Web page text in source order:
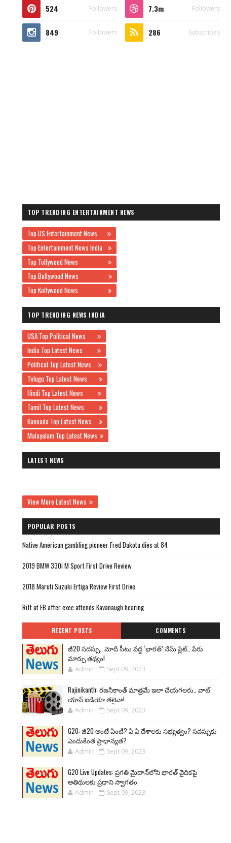
524 Followers 7.3m Followers
849 Followers 286 Subscribes
TOP TRENDING ENTERTAINMENT NEWS
Top US Entertainment News
Top Entertainment News India
Top Tollywood News
Top Bollywood News
Top Kollywood News
TOP TRENDING NEWS INDIA
USA Top Political News
India Top Latest News
Political Top Latest News
Telugu Top Latest News
Hindi Top Latest News
Tamil Top Latest News
Kannada Top Latest News
Malayalam Top Latest News
LATEST NEWS
View More Latest News
POPULAR POSTS
Native American gambling pioneer Fred Dakota dies at 84
2019 BMW 330i M Sport First Drive Review
2018 Maruti Suzuki Ertiga Review First Drive
Rift at FB after exec attends Kavanaugh hearing
RECENT POSTS COMMENTS
జీ20 సదస్సు.. మోదీ సీటు వద్ద ‘భారత్’ నేమ్ ప్లేట్‌.. పేరు
మార్పు తథ్యం!
Admin Sept 09, 2023
Rajinikanth: రజనీకాంత్ మాత్రమే ఇలా చేయగలరు.. వాట్
యాన్ ఐడియా తలైవా!
Admin Sept 09, 2023
G20: జీ20 అంటే ఏంటి? ఏ ఏ దేశాలకు సభ్యత్వం? సదస్సుకు
ఎందుకింత ప్రాధాన్యత?
Admin Sept 09, 2023
G20 Live Updates: ప్రగతి మైదాన్‌లోని భారత్ వైదికపై
అతిథులకు ప్రధాని స్వాగతం
Admin Sept 09, 2023